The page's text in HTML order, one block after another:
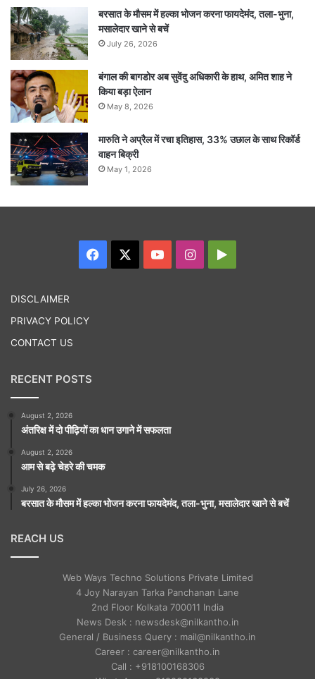
बरसात के मौसम में हल्का भोजन करना फायदेमंद, तला-भुना,
मसालेदार खाने से बचें
July 26, 2026
बंगाल की बागडोर अब सुवेंदु अधिकारी के हाथ, अमित शाह ने
किया बड़ा ऐलान
May 8, 2026
मारुति ने अप्रैल में रचा इतिहास, 33% उछाल के साथ रिकॉर्ड
वाहन बिक्री
May 1, 2026
Facebook YouTubeInstagram
DISCLAIMER
PRIVACY POLICY
CONTACT US
RECENT POSTS
August 2, 2026
अंतरिक्ष में दो पीढ़ियों का धान उगाने में सफलता
August 2, 2026
आम से बढ़े चेहरे की चमक
July 26, 2026
बरसात के मौसम में हल्का भोजन करना फायदेमंद, तला-भुना, मसालेदार खाने से बचें
REACH US
Web Ways Techno Solutions Private Limited
4 Joy Narayan Tarka Panchanan Lane
2nd Floor Kolkata 700011 India
News Desk : newsdesk@nilkantho.in
General / Business Query : mail@nilkantho.in
Career : career@nilkantho.in
Call : +918100168306